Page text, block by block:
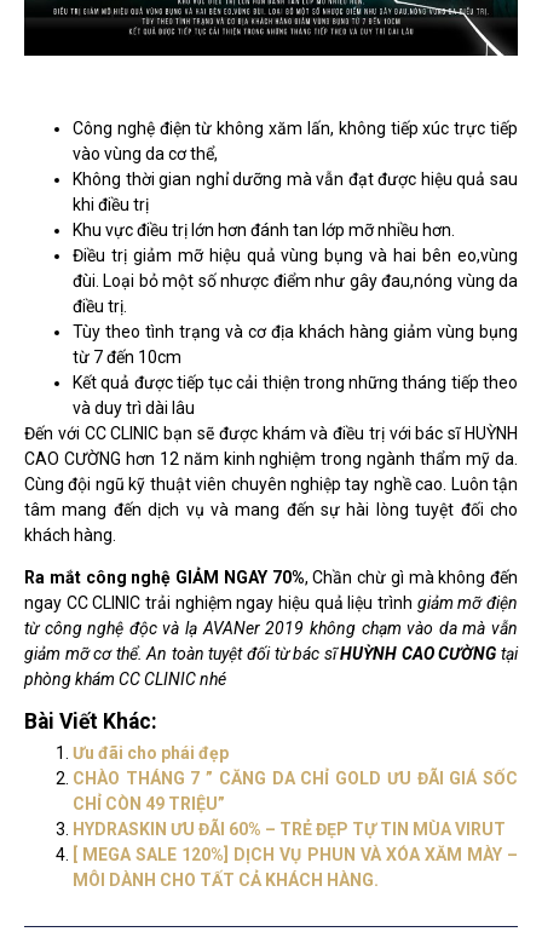
Công nghệ điện từ không xăm lấn, không tiếp xúc trực tiếp
vào vùng da cơ thể,
Không thời gian nghỉ dưỡng mà vẫn đạt được hiệu quả sau
khi điều trị
Khu vực điều trị lớn hơn đánh tan lớp mỡ nhiều hơn.
Điều trị giảm mỡ hiệu quả vùng bụng và hai bên eo,vùng
đùi. Loại bỏ một số nhược điểm như gây đau,nóng vùng da
điều trị.
Tùy theo tình trạng và cơ địa khách hàng giảm vùng bụng
từ 7 đến 10cm
Kết quả được tiếp tục cải thiện trong những tháng tiếp theo
và duy trì dài lâu
Đến với CC CLINIC bạn sẽ được khám và điều trị với bác sĩ HUỲNH
CAO CƯỜNG hơn 12 năm kinh nghiệm trong ngành thẩm mỹ da.
Cùng đội ngũ kỹ thuật viên chuyên nghiệp tay nghề cao. Luôn tận
tâm mang đến dịch vụ và mang đến sự hài lòng tuyệt đối cho
khách hàng.
Ra mắt công nghệ GIẢM NGAY 70%, Chần chừ gì mà không đến
ngay CC CLINIC trải nghiệm ngay hiệu quả liệu trình giảm mỡ điện
từ công nghệ độc và lạ AVANer 2019 không chạm vào da mà vẫn
giảm mỡ cơ thể. An toàn tuyệt đối từ bác sĩHUỲNH CAO CƯỜNG tại
phòng khám CC CLINIC nhé
Bài Viết Khác:
Ưu đãi cho phái đẹp
CHÀO THÁNG 7 ” CĂNG DA CHỈ GOLD ƯU ĐÃI GIÁ SỐC
CHỈ CÒN 49 TRIỆU”
HYDRASKIN ƯU ĐÃI 60% – TRẺ ĐẸP TỰ TIN MÙA VIRUT
[ MEGA SALE 120%] DỊCH VỤ PHUN VÀ XÓA XĂM MÀY –
MÔI DÀNH CHO TẤT CẢ KHÁCH HÀNG.